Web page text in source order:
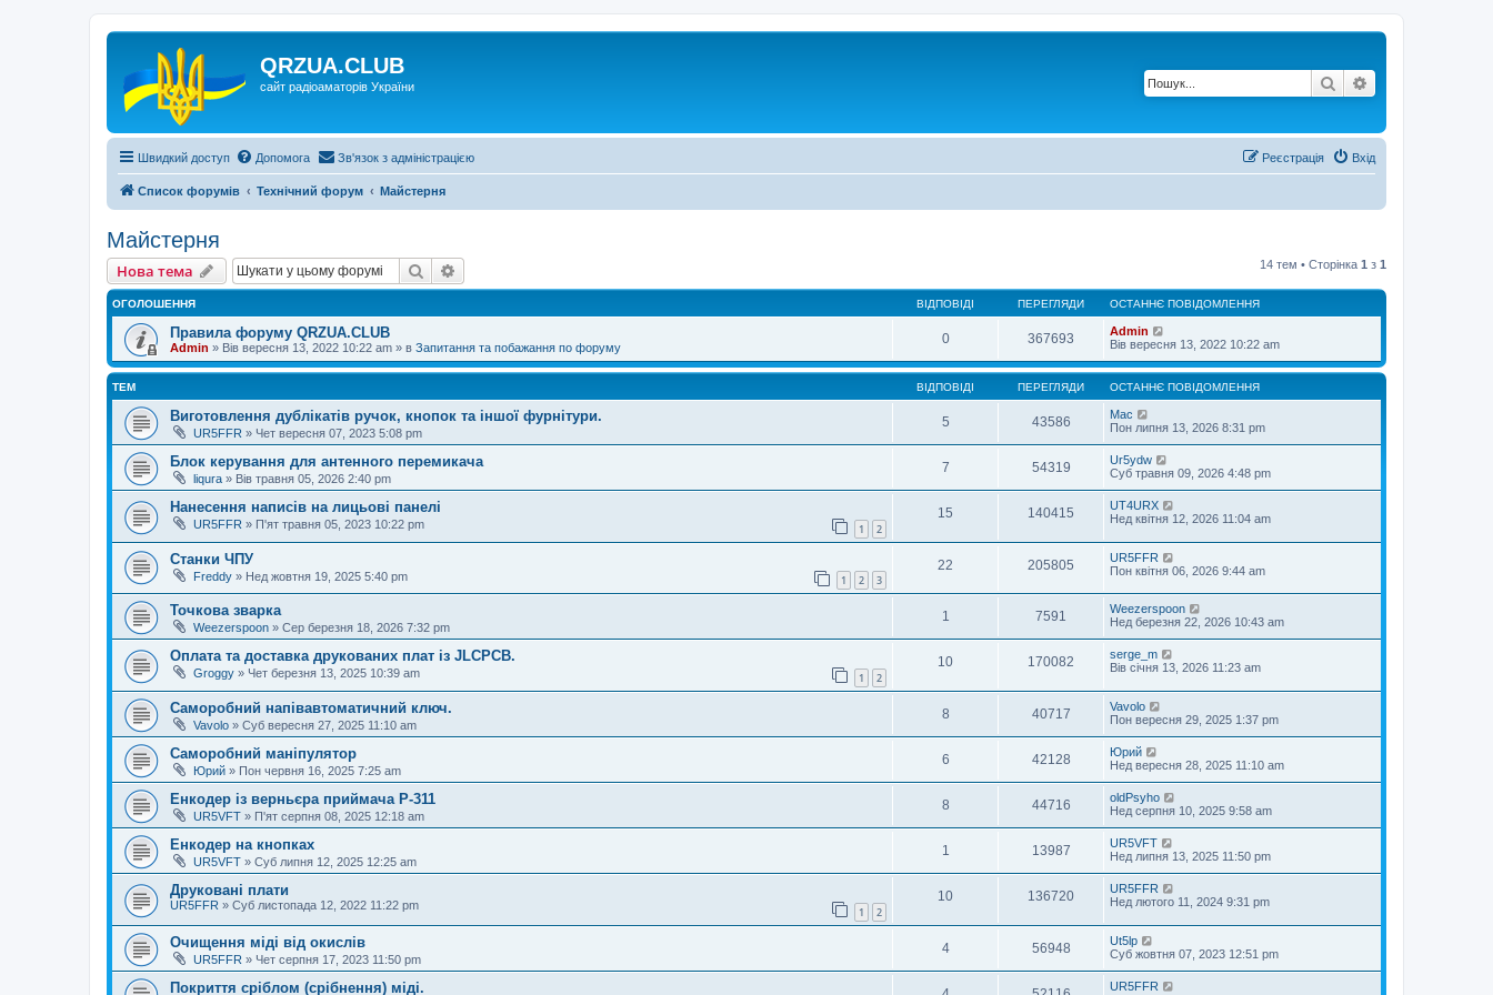
QRZUA.CLUB
сайт радіоаматорів України Пошук
Швидкий доступ Допомога Зв'язок з адміністрацією Вхід
Реєстрація
Список форумів Технічний форум Майстерня
Майстерня
Нова тема Пошук 14 тем • Сторінка 1 з 1
ОГОЛОШЕННЯ ВІДПОВІДІ ПЕРЕГЛЯДИ ОСТАННЄ ПОВІДОМЛЕННЯ
Правила форуму QRZUA.CLUB
Admin » Вів вересня 13, 2022 10:22 am » в Запитання та побажання по форуму
0 367693
Admin
Вів вересня 13, 2022 10:22 am
ТЕМ ВІДПОВІДІ ПЕРЕГЛЯДИ ОСТАННЄ ПОВІДОМЛЕННЯ
Виготовлення дублікатів ручок, кнопок та іншої фурнітури.
UR5FFR » Чет вересня 07, 2023 5:08 pm
5 43586
Mac
Пон липня 13, 2026 8:31 pm
Блок керування для антенного перемикача
liqura » Вів травня 05, 2026 2:40 pm
7 54319
Ur5ydw
Суб травня 09, 2026 4:48 pm
Нанесення написів на лицьові панелі
UR5FFR » П'ят травня 05, 2023 10:22 pm 1 2
15 140415
UT4URX
Нед квітня 12, 2026 11:04 am
Станки ЧПУ
Freddy » Нед жовтня 19, 2025 5:40 pm 1 2 3
22 205805
UR5FFR
Пон квітня 06, 2026 9:44 am
Точкова зварка
Weezerspoon » Сер березня 18, 2026 7:32 pm
1 7591
Weezerspoon
Нед березня 22, 2026 10:43 am
Оплата та доставка друкованих плат із JLCPCB.
Groggy » Чет березня 13, 2025 10:39 am 1 2
10 170082
serge_m
Вів січня 13, 2026 11:23 am
Саморобний напівавтоматичний ключ.
Vavolo » Суб вересня 27, 2025 11:10 am
8 40717
Vavolo
Пон вересня 29, 2025 1:37 pm
Саморобний маніпулятор
Юрий » Пон червня 16, 2025 7:25 am
6 42128
Юрий
Нед вересня 28, 2025 11:10 am
Енкодер із верньєра приймача Р-311
UR5VFT » П'ят серпня 08, 2025 12:18 am
8 44716
oldPsyho
Нед серпня 10, 2025 9:58 am
Енкодер на кнопках
UR5VFT » Суб липня 12, 2025 12:25 am
1 13987
UR5VFT
Нед липня 13, 2025 11:50 pm
Друковані плати
UR5FFR » Суб листопада 12, 2022 11:22 pm 1 2
10 136720
UR5FFR
Нед лютого 11, 2024 9:31 pm
Очищення міді від окислів
UR5FFR » Чет серпня 17, 2023 11:50 pm
4 56948
Ut5lp
Суб жовтня 07, 2023 12:51 pm
Покриття сріблом (срібнення) міді.
UR5FFR